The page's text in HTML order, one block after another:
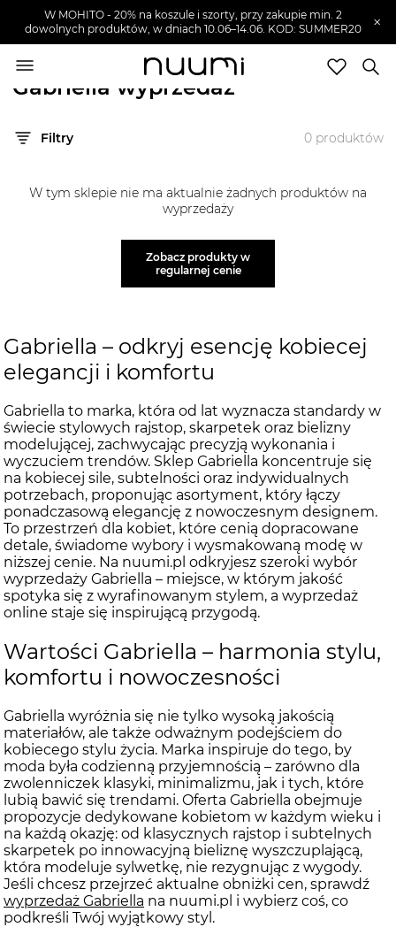
W MOHITO - 20% na koszule i szorty, przy zakupie min. 2
dowolnych produktów, w dniach 10.06–14.06. KOD: SUMMER20
×
Wyprzedaże
Gabriella wyprzedaż
Filtry 0 produktów
W tym sklepie nie ma aktualnie żadnych produktów na
wyprzedaży
Zobacz produkty w
regularnej cenie
Gabriella – odkryj esencję kobiecej
elegancji i komfortu
Gabriella to marka, która od lat wyznacza standardy w
świecie stylowych rajstop, skarpetek oraz bielizny
modelującej, zachwycając precyzją wykonania i
wyczuciem trendów. Sklep Gabriella koncentruje się
na kobiecej sile, subtelności oraz indywidualnych
potrzebach, proponując asortyment, który łączy
ponadczasową elegancję z nowoczesnym designem.
To przestrzeń dla kobiet, które cenią dopracowane
detale, świadome wybory i wysmakowaną modę w
niższej cenie. Na nuumi.pl odkryjesz szeroki wybór
wyprzedaży Gabriella – miejsce, w którym jakość
spotyka się z wyrafinowanym stylem, a wyprzedaż
online staje się inspirującą przygodą.
Wartości Gabriella – harmonia stylu,
komfortu i nowoczesności
Gabriella wyróżnia się nie tylko wysoką jakością
materiałów, ale także odważnym podejściem do
kobiecego stylu życia. Marka inspiruje do tego, by
moda była codzienną przyjemnością – zarówno dla
zwolenniczek klasyki, minimalizmu, jak i tych, które
lubią bawić się trendami. Oferta Gabriella obejmuje
propozycje dedykowane kobietom w każdym wieku i
na każdą okazję: od klasycznych rajstop i subtelnych
skarpetek po innowacyjną bieliznę wyszczuplającą,
która modeluje sylwetkę, nie rezygnując z wygody.
Jeśli chcesz przejrzeć aktualne obniżki cen, sprawdź
wyprzedaż Gabriella na nuumi.pl i wybierz coś, co
podkreśli Twój wyjątkowy styl.